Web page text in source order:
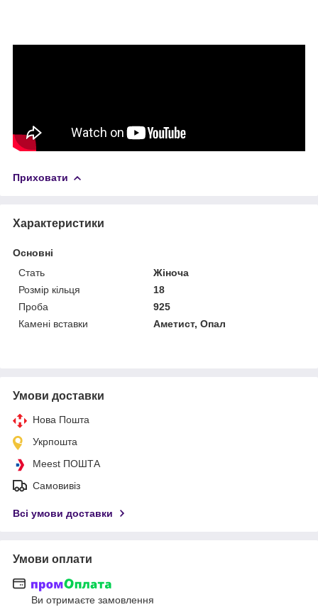
Приховати
Характеристики
Основні
Стать
Жіноча
Розмір кільця
18
Проба
925
Камені вставки
Аметист, Опал
Умови доставки
Нова Пошта
Укрпошта
Meest ПОШТА
Самовивіз
Всі умови доставки
Умови оплати
Ви отримаєте замовлення